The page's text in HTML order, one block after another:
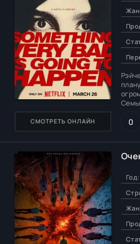
СМОТРЕТЬ ОНЛАЙН 0
Год: